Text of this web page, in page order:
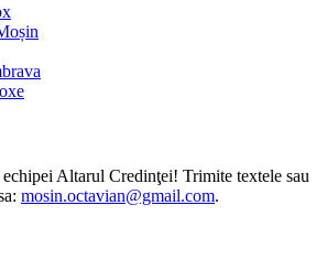
Altarul Credinţei! Trimite textele sau
mosin.octavian@gmail.com.